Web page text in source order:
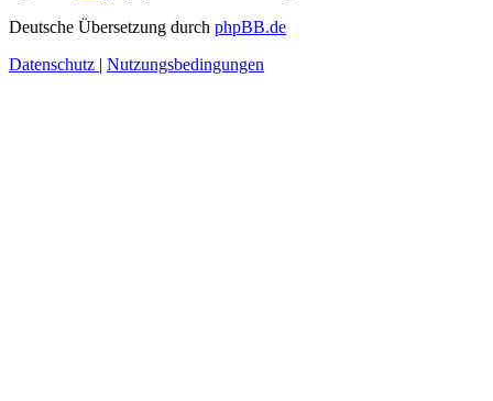
Deutsche Übersetzung durch phpBB.de
Datenschutz | Nutzungsbedingungen